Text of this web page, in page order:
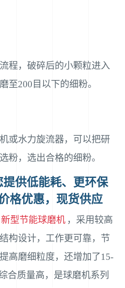
程，破碎后的小颗粒进入
至200目以下的细粉。
或水力旋流器，可以把研
粉，选出合格的细粉。
供低能耗、更环保
格优惠，现货供应
新型节能球磨机 ，采用较高
构设计，工作更可靠，节
高磨细粒度，还增加了15-
合质量高，是球磨机系列